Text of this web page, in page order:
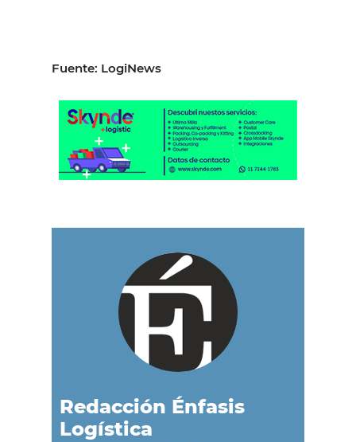
Fuente: LogiNews
Redacción Énfasis
Logística